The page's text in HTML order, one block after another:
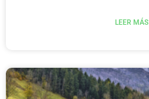
LEER MÁS